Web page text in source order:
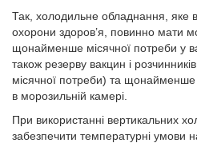
Так, холодильне обладнання, яке
охорони здоров’я, повинно мати
щонайменше місячної потреби у
також резерву вакцин і
місячної потреби) та
в морозильній камері.
При використанні вертикальних
забезпечити температурні умови